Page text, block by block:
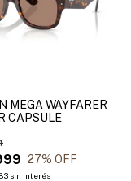
MEGA WAYFARER
CAPSULE
27% OFF
sin interés